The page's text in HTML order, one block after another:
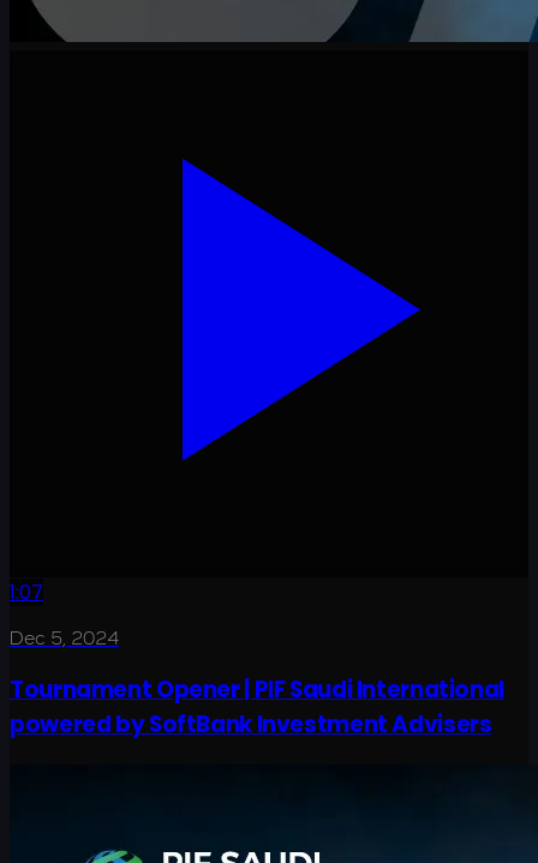
1:07
Dec 5, 2024
Tournament Opener | PIF Saudi International
powered by SoftBank Investment Advisers